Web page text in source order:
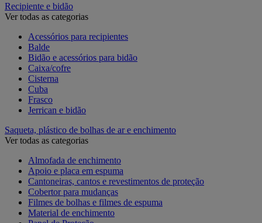
Recipiente e bidão
Ver todas as categorias
Acessórios para recipientes
Balde
Bidão e acessórios para bidão
Caixa/cofre
Cisterna
Cuba
Frasco
Jerrican e bidão
Saqueta, plástico de bolhas de ar e enchimento
Ver todas as categorias
Almofada de enchimento
Apoio e placa em espuma
Cantoneiras, cantos e revestimentos de proteção
Cobertor para mudanças
Filmes de bolhas e filmes de espuma
Material de enchimento